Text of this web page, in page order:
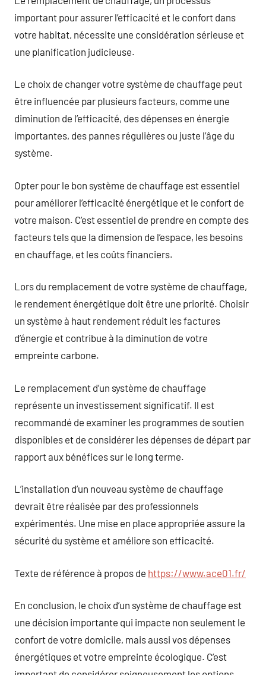
important pour assurer l’efficacité et le confort dans
votre habitat, nécessite une considération sérieuse et
une planification judicieuse.
Le choix de changer votre système de chauffage peut
être influencée par plusieurs facteurs, comme une
diminution de l’efficacité, des dépenses en énergie
importantes, des pannes régulières ou juste l’âge du
système.
Opter pour le bon système de chauffage est essentiel
pour améliorer l’efficacité énergétique et le confort de
votre maison. C’est essentiel de prendre en compte des
facteurs tels que la dimension de l’espace, les besoins
en chauffage, et les coûts financiers.
Lors du remplacement de votre système de chauffage,
le rendement énergétique doit être une priorité. Choisir
un système à haut rendement réduit les factures
d’énergie et contribue à la diminution de votre
empreinte carbone.
Le remplacement d’un système de chauffage
représente un investissement significatif. Il est
recommandé de examiner les programmes de soutien
disponibles et de considérer les dépenses de départ par
rapport aux bénéfices sur le long terme.
L’installation d’un nouveau système de chauffage
devrait être réalisée par des professionnels
expérimentés. Une mise en place appropriée assure la
sécurité du système et améliore son efficacité.
Texte de référence à propos de https://www.ace01.fr/
En conclusion, le choix d’un système de chauffage est
une décision importante qui impacte non seulement le
confort de votre domicile, mais aussi vos dépenses
énergétiques et votre empreinte écologique. C’est